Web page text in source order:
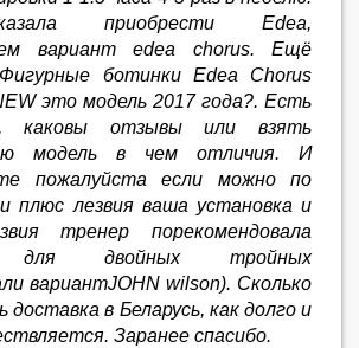
приобрести Edea,
вариант edea chorus. Ещё
ботинки Edea Chorus
это модель 2017 года?. Есть
каковы отзывы или взять
модель в чем отличия. И
пожалуйста если можно по
плюс лезвия ваша установка и
тренер порекомендовала
для двойных тройных
вариантJOHN wilson). Сколько
в Беларусь, как долго и
Заранее спасибо.